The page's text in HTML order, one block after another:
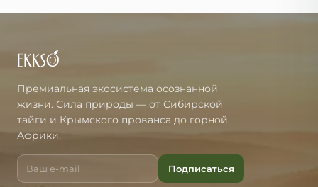
Премиальная экосистема осознанной
жизни. Сила природы — от Сибирской
тайги и Крымского прованса до горной
Африки.
Подписаться